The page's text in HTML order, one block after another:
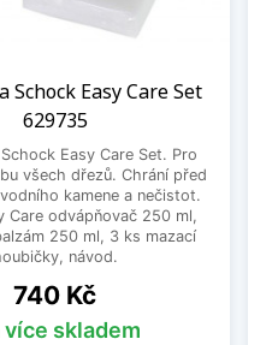
Schock Easy Care Set
629735
Easy Care Set. Pro
všech dřezů. Chrání před
kamene a nečistot.
Care odvápňovač 250 ml,
250 ml, 3 ks mazací
návod.
Cena
740 Kč
více skladem